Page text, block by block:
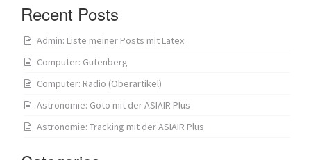
Recent Posts
Admin: Liste meiner Posts mit Latex
Computer: Gutenberg
Computer: Radio (Oberartikel)
Astronomie: Goto mit der ASIAIR Plus
Astronomie: Tracking mit der ASIAIR Plus